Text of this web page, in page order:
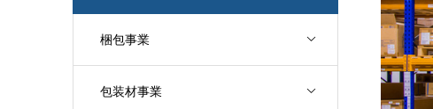
梱包事業
包装材事業